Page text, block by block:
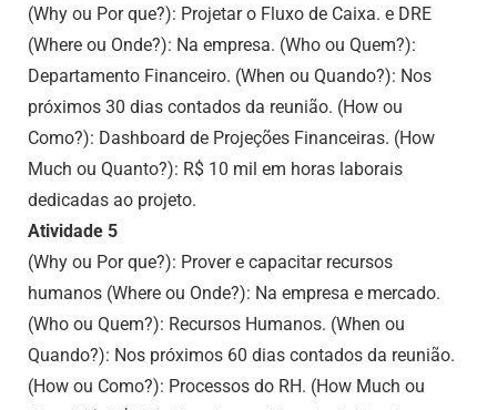
(Why ou Por que?): Projetar o Fluxo de Caixa. e DRE
(Where ou Onde?): Na empresa. (Who ou Quem?):
Departamento Financeiro. (When ou Quando?): Nos
próximos 30 dias contados da reunião. (How ou
Como?): Dashboard de Projeções Financeiras. (How
Much ou Quanto?): R$ 10 mil em horas laborais
dedicadas ao projeto.
Atividade 5
(Why ou Por que?): Prover e capacitar recursos
humanos (Where ou Onde?): Na empresa e mercado.
(Who ou Quem?): Recursos Humanos. (When ou
Quando?): Nos próximos 60 dias contados da reunião.
(How ou Como?): Processos do RH. (How Much ou